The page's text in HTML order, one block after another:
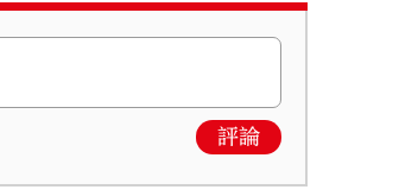
評論